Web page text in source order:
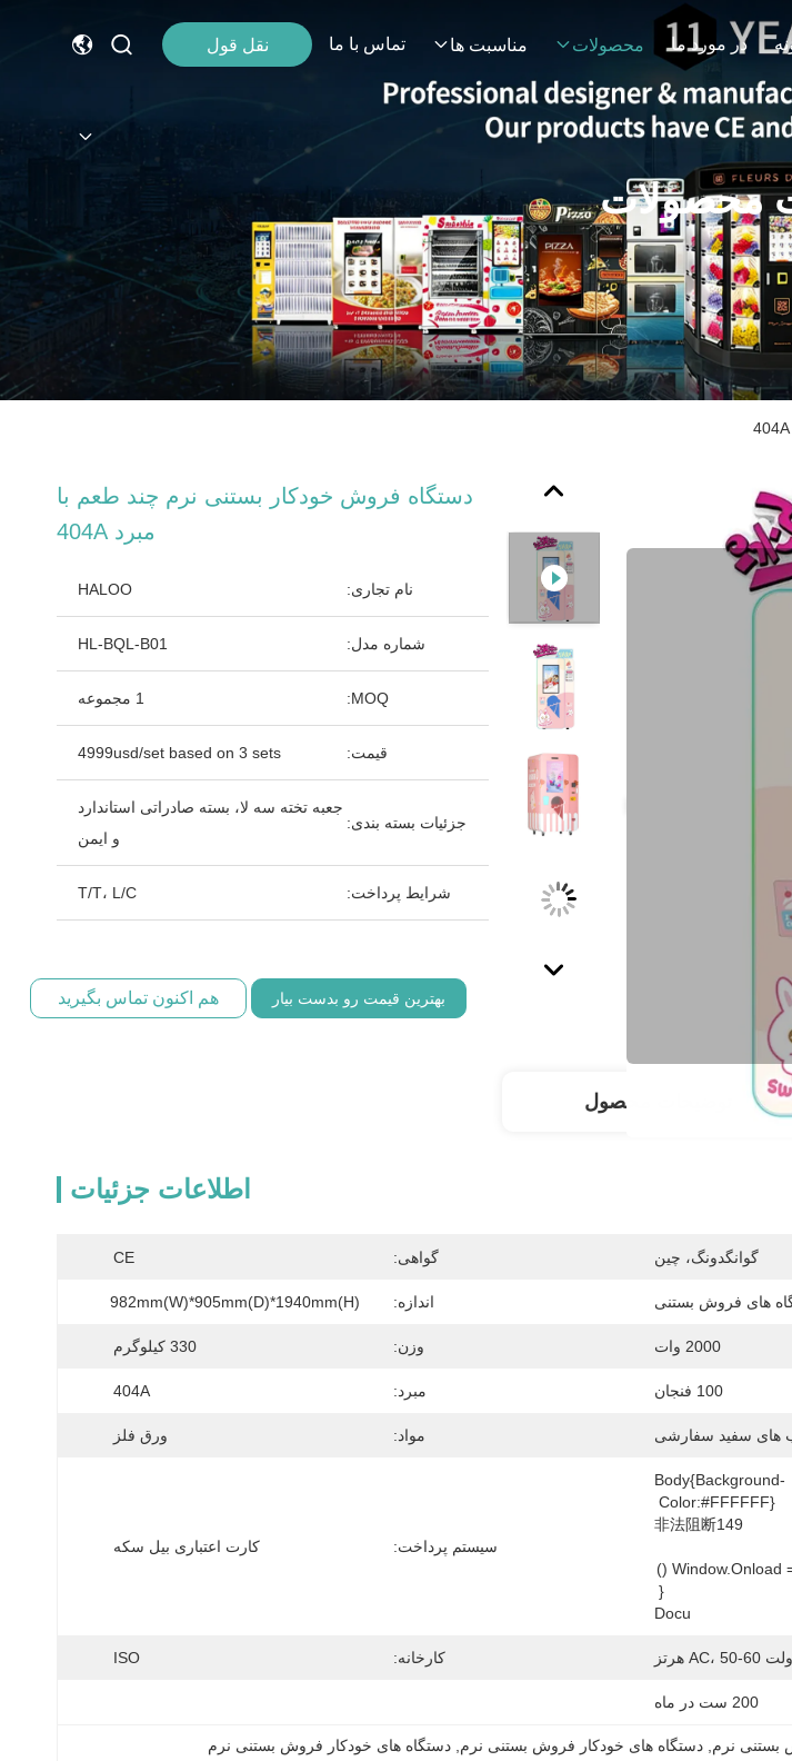
در مورد ما محصولات مناسبت ها تماس با ما نقل قول
محصولات
دستگاه فروش خودکار بستنی نرم چند طعم با
مبرد 404A
نام تجاری: HALOO
شماره مدل: HL-BQL-B01
MOQ: 1 مجموعه
قیمت: 4999usd/set based on 3 sets
جزئیات بسته بندی:
جعبه تخته سه لا، بسته صادراتی استاندارد
و ایمن
شرایط پرداخت: T/T، L/C
بهترین قیمت رو بدست بیار هم اکنون تماس بگیرید
توضیحات محصول
اطلاعات جزئیات
گوانگدونگ، چین گواهی: CE
های فروش بستنی اندازه: 982mm(W)*905mm(D)*1940mm(H)
2000 وات وزن: 330 کیلوگرم
100 فنجان مبرد: 404A
های سفید سفارشی مواد: ورق فلز
Body{background-
سیستم پرداخت: کارت اعتباری بیل سکه
کارخانه: ISO
200 ست در ماه
بستنی نرم , دستگاه های خودکار فروش بستنی نرم , دستگاه های خودکار فروش بستنی نرم